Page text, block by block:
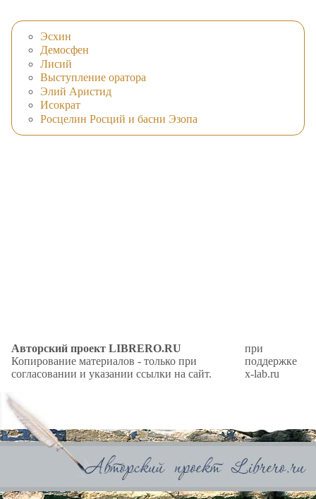
Эсхин
Демосфен
Лисий
Выступление оратора
Элий Аристид
Исократ
Росцелин Росций и басни Эзопа
Авторский проект LIBRERO.RU
Копирование материалов - только при
согласовании и указании ссылки на сайт.
при
поддержке
x-lab.ru